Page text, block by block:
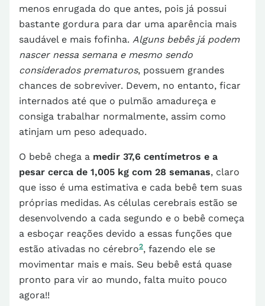
menos enrugada do que antes, pois já possui
bastante gordura para dar uma aparência mais
saudável e mais fofinha. Alguns bebês já podem
nascer nessa semana e mesmo sendo
considerados prematuros, possuem grandes
chances de sobreviver. Devem, no entanto, ficar
internados até que o pulmão amadureça e
consiga trabalhar normalmente, assim como
atinjam um peso adequado.
O bebê chega a medir 37,6 centímetros e a
pesar cerca de 1,005 kg com 28 semanas, claro
que isso é uma estimativa e cada bebê tem suas
próprias medidas. As células cerebrais estão se
desenvolvendo a cada segundo e o bebê começa
a esboçar reações devido a essas funções que
estão ativadas no cérebro2, fazendo ele se
movimentar mais e mais. Seu bebê está quase
pronto para vir ao mundo, falta muito pouco
agora!!